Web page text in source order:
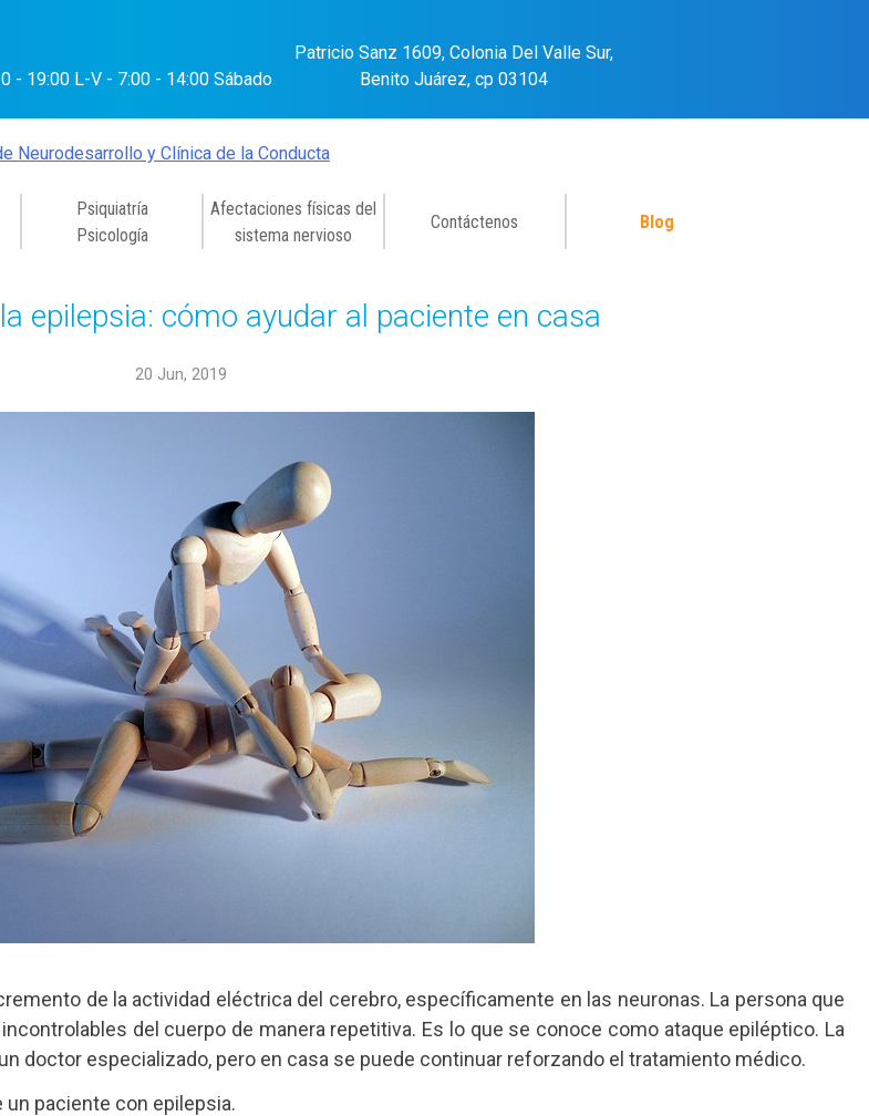
- 19:00 L-V - 7:00 - 14:00 Sábado
Patricio Sanz 1609, Colonia Del Valle Sur,
Benito Juárez, cp 03104
Psiquiatría
Psicología
Afectaciones físicas del
sistema nervioso
Contáctenos Blog
epilepsia: cómo ayudar al paciente en casa
20 Jun, 2019
de la actividad eléctrica del cerebro, específicamente en las neuronas. La persona que
del cuerpo de manera repetitiva. Es lo que se conoce como ataque epiléptico. La
doctor especializado, pero en casa se puede continuar reforzando el tratamiento médico.
paciente con epilepsia.